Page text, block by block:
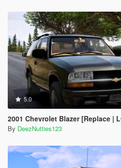
5.0
2001 Chevrolet Blazer [Replace |
By DeezNutties123